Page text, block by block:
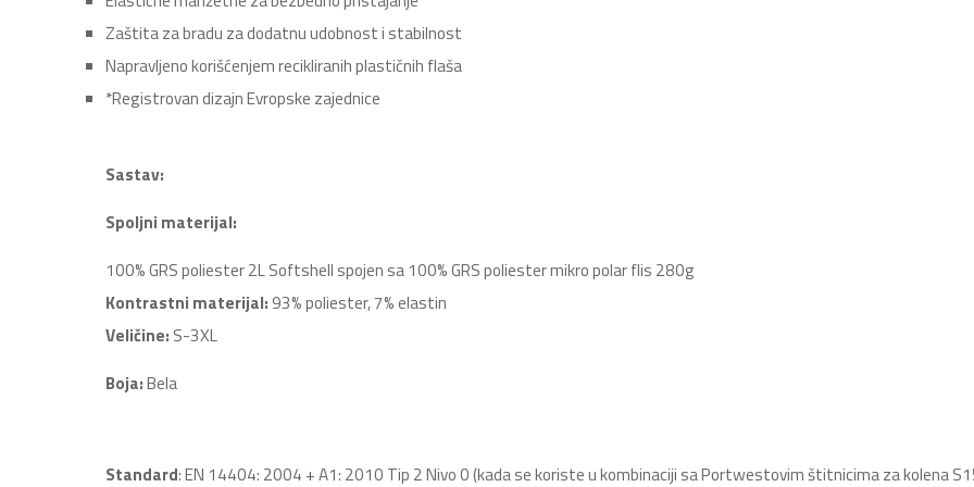
Zaštita za bradu za dodatnu udobnost i stabilnost
Napravljeno korišćenjem recikliranih plastičnih flaša
*Registrovan dizajn Evropske zajednice
Sastav:
Spoljni materijal:
100% GRS poliester 2L Softshell spojen sa 100% GRS poliester mikro polar flis 280g
Kontrastni materijal: 93% poliester, 7% elastin
Veličine: S-3XL
Boja:Bela
Standard: EN 14404: 2004 + A1: 2010 Tip 2 Nivo 0 (kada se koriste u kombinaciji sa Portwestovim štitnicima za kolena